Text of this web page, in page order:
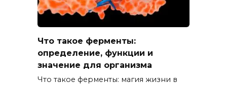
Что такое ферменты:
определение, функции и
значение для организма
Что такое ферменты: магия жизни в